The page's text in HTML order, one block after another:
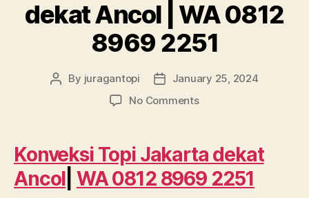
dekat Ancol | WA 0812
8969 2251
Post
By juragantopi
PostJanuary 25, 2024
No Commentson
jakarta
dekat
Ancol
|
Konveksi Topi Jakarta dekat
Ancol WA 0812 8969 2251